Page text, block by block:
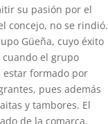
su pasión por el
concejo, no se rindió.
Güeña, cuyo éxito
el grupo
estar formado por
pues además
y tambores. El
de la comarca,